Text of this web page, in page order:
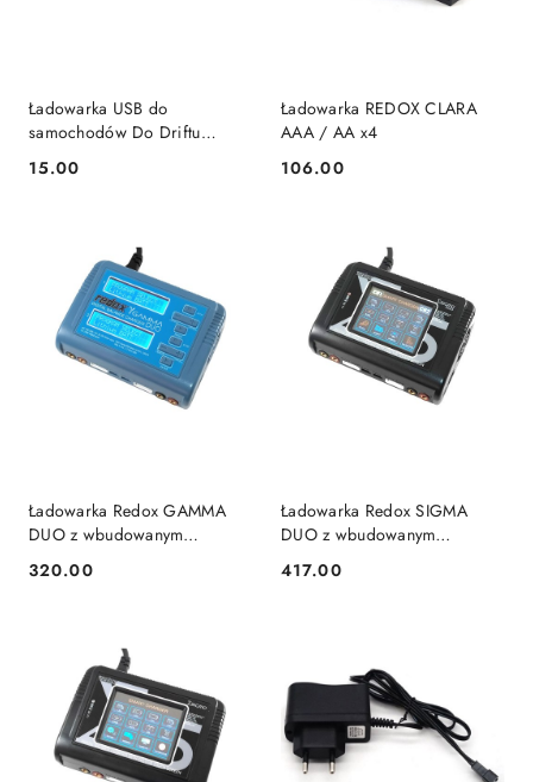
Ładowarka USB do
samochodów Do Driftu
SC24A 3,7V
Cena:
15.00
Ładowarka REDOX CLARA
AAA / AA x4
Cena:
106.00
Ładowarka Redox GAMMA
DUO z wbudowanym
Cena:
320.00
Ładowarka Redox SIGMA
DUO z wbudowanym
dotykowy wyświetlacz
Cena:
417.00